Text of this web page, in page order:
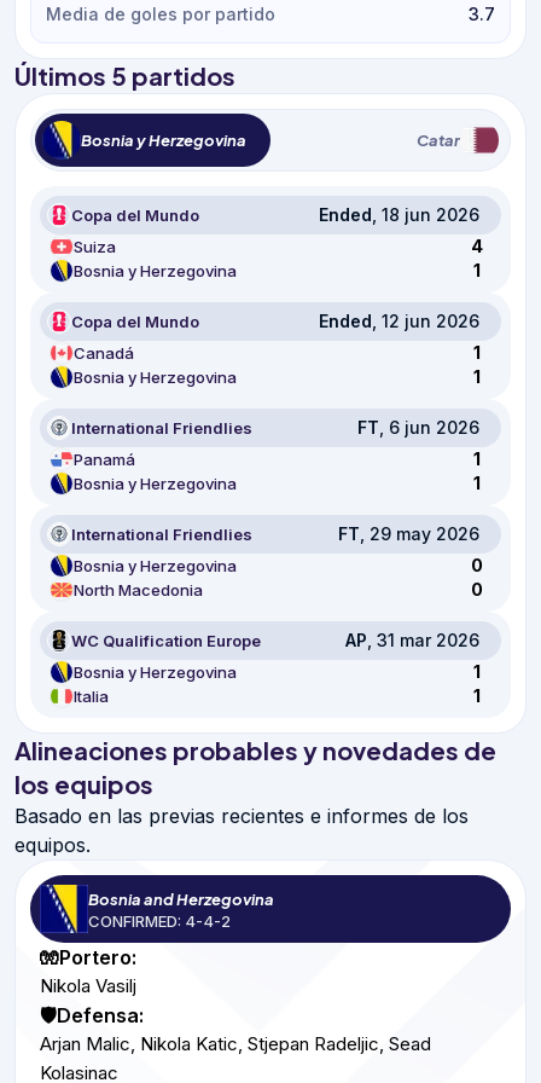
Media de goles por partido 3.7
Últimos 5 partidos
Bosnia y Herzegovina Catar
Copa del Mundo Ended , 18 jun 2026
Suiza 4
Bosnia y Herzegovina 1
Copa del Mundo Ended , 12 jun 2026
Canadá 1
Bosnia y Herzegovina 1
International Friendlies FT , 6 jun 2026
Panamá 1
Bosnia y Herzegovina 1
International Friendlies FT , 29 may 2026
Bosnia y Herzegovina 0
North Macedonia 0
WC Qualification Europe AP , 31 mar 2026
Bosnia y Herzegovina 1
Italia 1
Alineaciones probables y novedades de
los equipos
Basado en las previas recientes e informes de los
equipos.
Bosnia and Herzegovina
CONFIRMED: 4-4-2
🧤Portero:
Nikola Vasilj
🛡️Defensa:
Arjan Malic, Nikola Katic, Stjepan Radeljic, Sead
Kolasinac